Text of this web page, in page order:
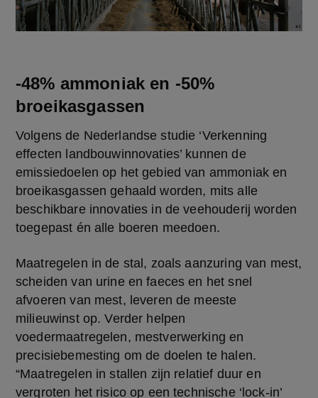
-48% ammoniak en -50%
broeikasgassen
Volgens de Nederlandse studie ‘Verkenning
effecten landbouwinnovaties’ kunnen de
emissiedoelen op het gebied van ammoniak en
broeikasgassen gehaald worden, mits alle
beschikbare innovaties in de veehouderij worden
toegepast én alle boeren meedoen.
Maatregelen in de stal, zoals aanzuring van mest,
scheiden van urine en faeces en het snel
afvoeren van mest, leveren de meeste
milieuwinst op. Verder helpen
voedermaatregelen, mestverwerking en
precisiebemesting om de doelen te halen.
“Maatregelen in stallen zijn relatief duur en
vergroten het risico op een technische ‘lock-in’